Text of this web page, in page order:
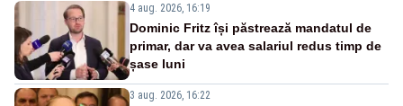
4 aug. 2026, 16:19
Dominic Fritz își păstrează mandatul de
primar, dar va avea salariul redus timp de
șase luni
3 aug. 2026, 16:22